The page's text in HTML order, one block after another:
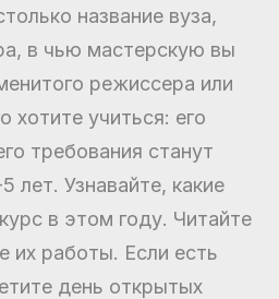
название вуза,
в чью мастерскую вы
режиссера или
хотите учиться: его
требования станут
лет. Узнавайте, какие
в этом году. Читайте
их работы. Если есть
день открытых